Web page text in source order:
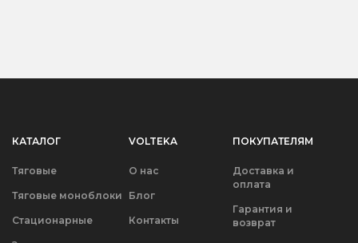
КАТАЛОГ
Тяговые
Тяговые моноблоки
Стационарные
VOLTEKA
О нас
Блог
Контакты
ПОКУПАТЕЛЯМ
Доставка и
оплата
Гарантия и
возврат